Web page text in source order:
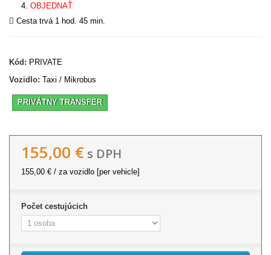
OBJEDNAŤ
Cesta trvá 1 hod. 45 min.
Kód: PRIVATE
Vozidlo: Taxi / Mikrobus
PRIVÁTNY TRANSFER
155,00 € s DPH
155,00 € / za vozidlo [per vehicle]
Počet cestujúcich